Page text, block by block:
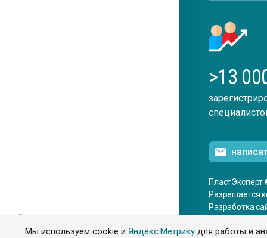
Мы используем cookie иЯндекс.Метрику для работы и
>13
Разрешается
Разработка